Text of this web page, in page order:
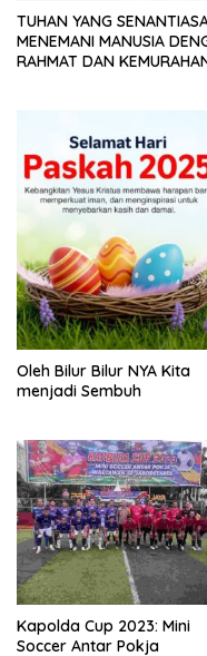
TUHAN YANG
MENEMANI MANUSIA
RAHMAT DAN
Oleh Bilur Bilur NYA Kita
menjadi Sembuh
Kapolda Cup 2023: Mini
Soccer Antar Pokja